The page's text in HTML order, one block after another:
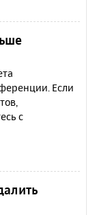
Если
с